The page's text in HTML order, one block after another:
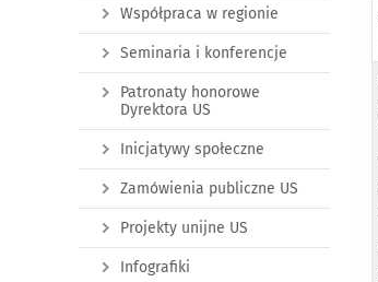
Współpraca w regionie
Seminaria i konferencje
Patronaty honorowe
Dyrektora US
Inicjatywy społeczne
Zamówienia publiczne US
Projekty unijne US
Infografiki